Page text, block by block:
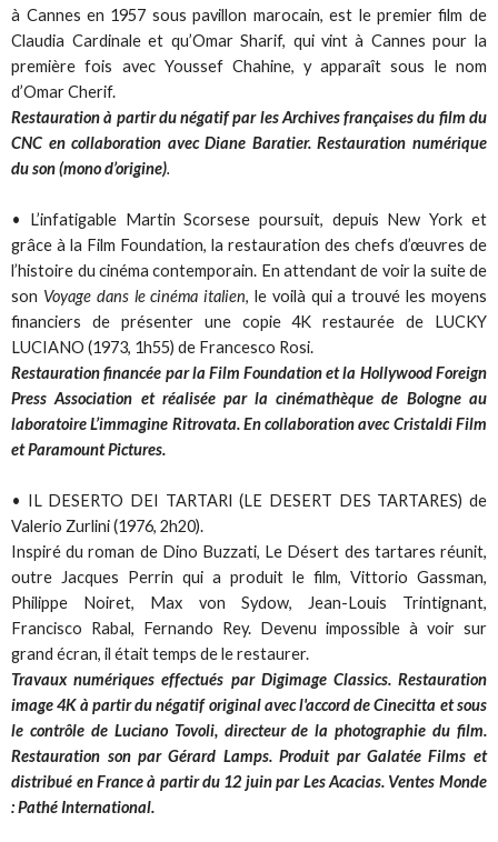
à Cannes en 1957 sous pavillon marocain, est le premier film de
Claudia Cardinale et qu’Omar Sharif, qui vint à Cannes pour la
première fois avec Youssef Chahine, y apparaît sous le nom
d’Omar Cherif.
Restauration à partir du négatif par les Archives françaises du film du
CNC en collaboration avec Diane Baratier. Restauration numérique
du son (mono d’origine).
• L’infatigable Martin Scorsese poursuit, depuis New York et
grâce à la Film Foundation, la restauration des chefs d’œuvres de
l’histoire du cinéma contemporain. En attendant de voir la suite de
son Voyage dans le cinéma italien, le voilà qui a trouvé les moyens
financiers de présenter une copie 4K restaurée de LUCKY
LUCIANO (1973, 1h55) de Francesco Rosi.
Restauration financée par la Film Foundation et la Hollywood Foreign
Press Association et réalisée par la cinémathèque de Bologne au
laboratoire L’immagine Ritrovata. En collaboration avec Cristaldi Film
et Paramount Pictures.
• IL DESERTO DEI TARTARI (LE DESERT DES TARTARES) de
Valerio Zurlini (1976, 2h20).
Inspiré du roman de Dino Buzzati, Le Désert des tartares réunit,
outre Jacques Perrin qui a produit le film, Vittorio Gassman,
Philippe Noiret, Max von Sydow, Jean-Louis Trintignant,
Francisco Rabal, Fernando Rey. Devenu impossible à voir sur
grand écran, il était temps de le restaurer.
Travaux numériques effectués par Digimage Classics. Restauration
image 4K à partir du négatif original avec l'accord de Cinecitta et sous
le contrôle de Luciano Tovoli, directeur de la photographie du film.
Restauration son par Gérard Lamps. Produit par Galatée Films et
distribué en France à partir du 12 juin par Les Acacias. Ventes Monde
: Pathé International.